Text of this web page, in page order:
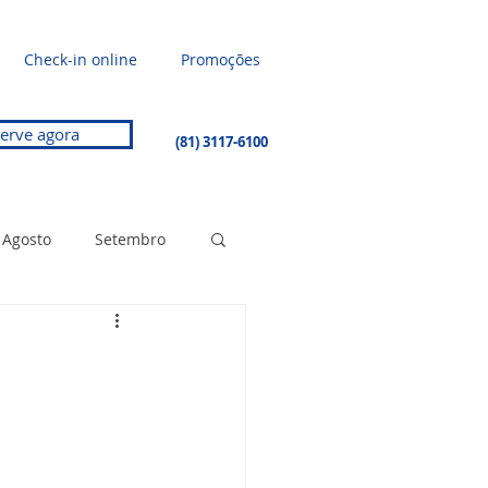
Check-in online Promoções
agora (81) 3117-6100
Agosto Setembro